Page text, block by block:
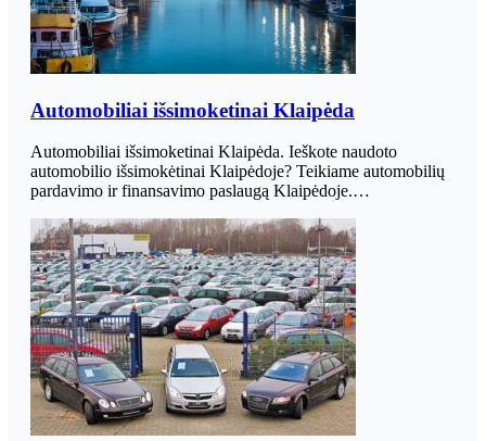
Automobiliai išsimoketinai Klaipėda
Automobiliai išsimoketinai Klaipėda. Ieškote naudoto
automobilio išsimokėtinai Klaipėdoje? Teikiame automobilių
pardavimo ir finansavimo paslaugą Klaipėdoje.…